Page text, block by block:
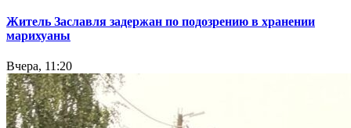
Житель Заславля задержан по подозрению в хранении
марихуаны
Вчера, 11:20